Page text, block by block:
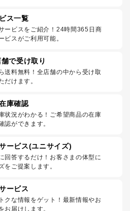
ス一覧
ービスをご紹介！24時間365日商
ビスがご利用可能。
で受け取り
送料無料！全店舗の中から受け取
だけます。
庫確認
状況がわかる！ご希望商品の在庫
認ができます。
ービス(ユニサイズ)
回答するだけ！お客さまの体型に
をご提案します。
ービス
クな情報をゲット！最新情報やお
お届けします。